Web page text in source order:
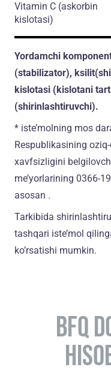
Vitamin C (askorbin
kislotasi)
Yordamchi
(stabilizator),
kislotasi (kislotani
(shirinlashtiruvchi).
* iste’molning mos
Respublikasining
xavfsizligini
me’yorlarining 0366-
asosan .
Tarkibida
tashqari iste’mol
ko’rsatishi mumkin.
BFQ